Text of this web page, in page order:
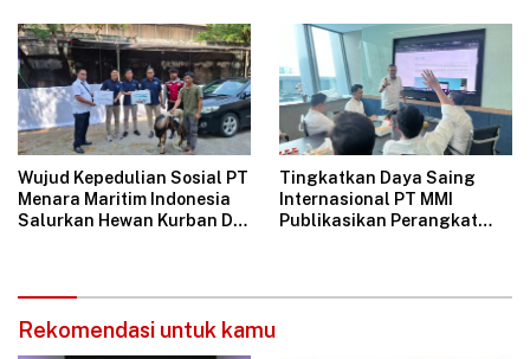
Industri Hospitality
Wujud Kepedulian Sosial PT
Menara Maritim Indonesia
Salurkan Hewan Kurban Di
Tingkatkan Daya Saing
Internasional PT MMI
Publikasikan Perangkat
Rekomendasi untuk kamu